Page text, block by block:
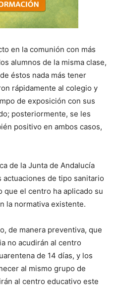
en la comunión con más
alumnos de la misma clase,
éstos nada más tener
rápidamente al colegio y
de exposición con sus
posteriormente, se les
positivo en ambos casos,
de la Junta de Andalucía
de tipo sanitario
que el centro ha aplicado su
la normativa existente.
de manera preventiva, que
no acudirán al centro
de 14 días, y los
al mismo grupo de
al centro educativo este